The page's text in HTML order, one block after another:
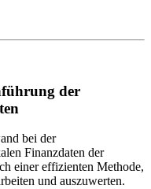
der
bei der
Finanzdaten der
einer effizienten Methode,
und auszuwerten.